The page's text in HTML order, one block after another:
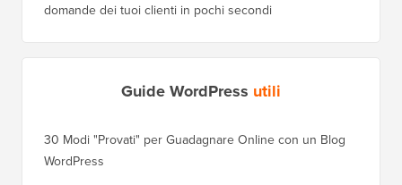
domande dei tuoi clienti in pochi secondi
Guide WordPress utili
30 Modi "Provati" per Guadagnare Online con un Blog
WordPress